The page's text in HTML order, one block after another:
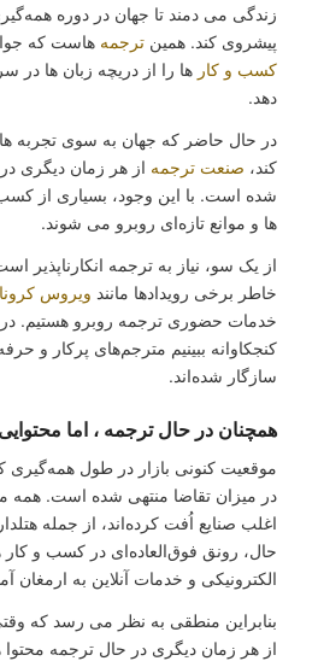
زندگی می دمند تا جهان در دوره
پیشروی کند. همین ترجمه هاست که
کسب و کار ها را از دریچه زبان ها در
دهد.
در حال حاضر که جهان به سوی تجربه
کند، صنعت ترجمه از هر زمان دیگری در
شده است. با این وجود، بسیاری از کسب
ها و موانع تازه‌ای روبرو می شوند.
از یک سو، نیاز به ترجمه انکارناپذیر
خاطر برخی رویدادها مانند ویروس کرونا
خدمات حضوری ترجمه روبرو هستیم.
کنجکاوانه ببینیم مترجم‌های پرکار و
سازگار شده‌اند.
همچنان در حال ترجمه ، اما
موقعیت کنونی بازار در طول همه‌گیری
در میزان تقاضا منتهی شده است. همه
اغلب صنایع اُفت کرده‌‌اند، از جمله
حال، رونق فوق‌العاده‌ای در کسب‌ و کار
الکترونیکی و خدمات آنلاین به ارمغان
بنابراین منطقی به نظر می رسد که
از هر زمان دیگری در حال ترجمه محتوا